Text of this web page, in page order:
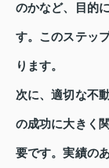
のかなど、目的
す。このステッ
ります。
次に、適切な不
の成功に大きく
要です。実績の